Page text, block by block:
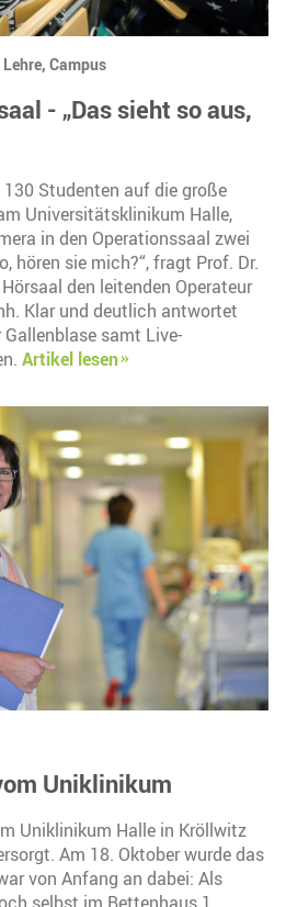
Campus
- „Das sieht so aus,
Studenten auf die große
Universitätsklinikum Halle,
in den Operationssaal zwei
hören sie mich?“, fragt Prof. Dr.
den leitenden Operateur
Klar und deutlich antwortet
Gallenblase samt Live-
Artikel lesen
Uniklinikum
Uniklinikum Halle in Kröllwitz
Am 18. Oktober wurde das
von Anfang an dabei: Als